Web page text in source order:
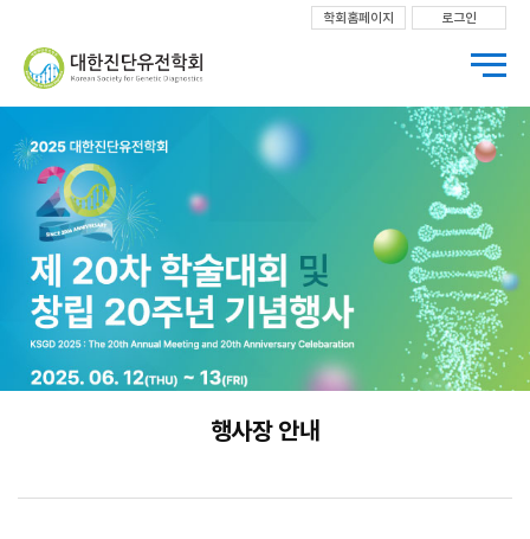
학회홈페이지 로그인
행사장 안내